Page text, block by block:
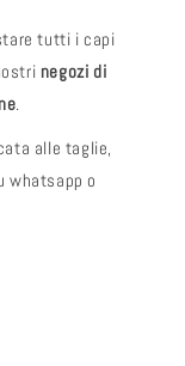
tutti i capi
negozi di
.
alle taglie,
whatsapp o